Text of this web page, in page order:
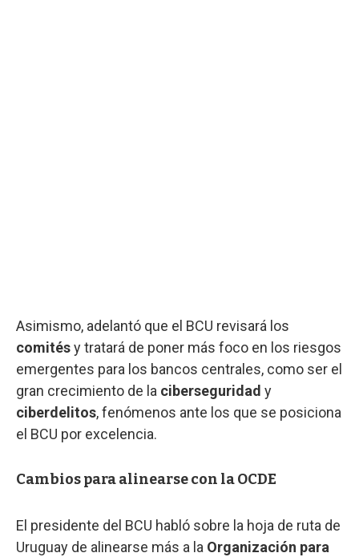
Asimismo, adelantó que el BCU revisará los
comitésy tratará de poner más foco en los riesgos
emergentes para los bancos centrales, como ser el
gran crecimiento de la ciberseguridad y
ciberdelitos, fenómenos ante los que se posiciona
el BCU por excelencia.
Cambios para alinearse con la OCDE
El presidente del BCU habló sobre la hoja de ruta de
Uruguay de alinearse más a la Organización para